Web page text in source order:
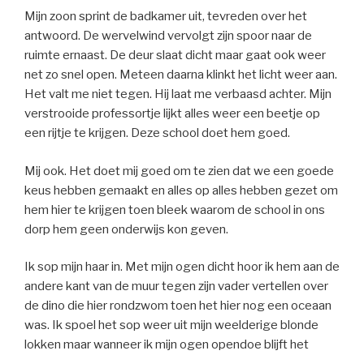
Mijn zoon sprint de badkamer uit, tevreden over het
antwoord. De wervelwind vervolgt zijn spoor naar de
ruimte ernaast. De deur slaat dicht maar gaat ook weer
net zo snel open. Meteen daarna klinkt het licht weer aan.
Het valt me niet tegen. Hij laat me verbaasd achter. Mijn
verstrooide professortje lijkt alles weer een beetje op
een rijtje te krijgen. Deze school doet hem goed.
Mij ook. Het doet mij goed om te zien dat we een goede
keus hebben gemaakt en alles op alles hebben gezet om
hem hier te krijgen toen bleek waarom de school in ons
dorp hem geen onderwijs kon geven.
Ik sop mijn haar in. Met mijn ogen dicht hoor ik hem aan de
andere kant van de muur tegen zijn vader vertellen over
de dino die hier rondzwom toen het hier nog een oceaan
was. Ik spoel het sop weer uit mijn weelderige blonde
lokken maar wanneer ik mijn ogen opendoe blijft het